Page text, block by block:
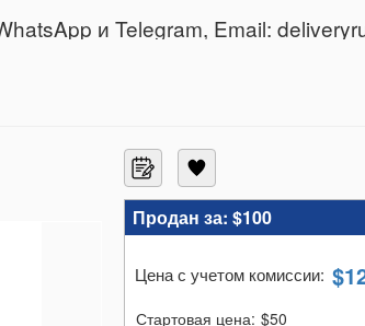
и Telegram, Email:
Продан за: $100
Цена с учетом комиссии: $
Стартовая цена: $50